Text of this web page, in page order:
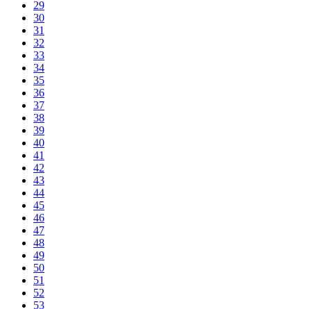
29
30
31
32
33
34
35
36
37
38
39
40
41
42
43
44
45
46
47
48
49
50
51
52
53